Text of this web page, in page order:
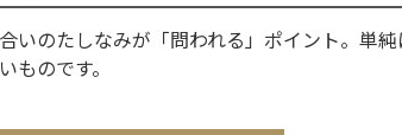
のたしなみが「問われる」ポイント。単純
ものです。